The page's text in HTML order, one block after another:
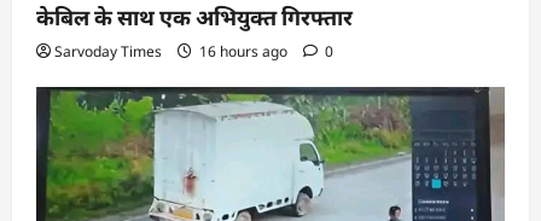
केबिल के साथ एक अभियुक्त गिरफ्तार
Sarvoday Times 16 hours ago 0